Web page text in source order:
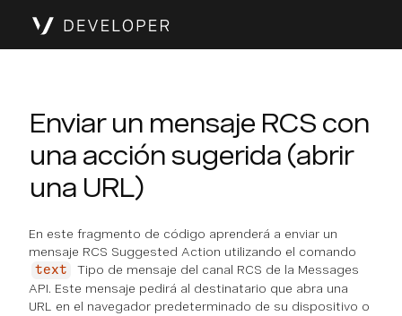
Enviar un mensaje RCS con
una acción sugerida (abrir
una URL)
En este fragmento de código aprenderá a enviar un
mensaje RCS Suggested Action utilizando el comando
text
Tipo de mensaje del canal RCS de la Messages
API. Este mensaje pedirá al destinatario que abra una
URL en el navegador predeterminado de su dispositivo o